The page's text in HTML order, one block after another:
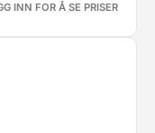
INN FOR Å SE PRISER